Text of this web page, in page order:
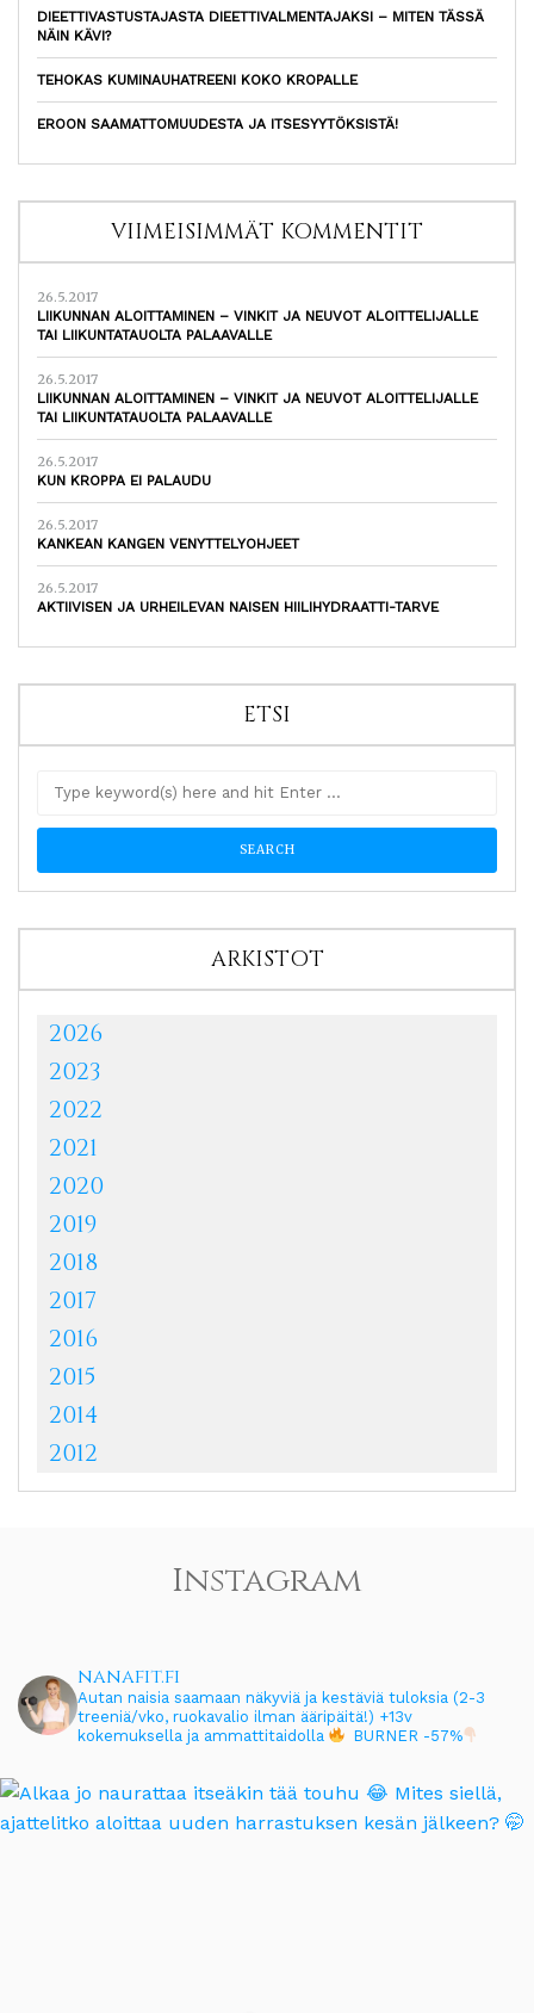
DIEETTIVASTUSTAJASTA DIEETTIVALMENTAJAKSI – MITEN TÄSSÄ
NÄIN KÄVI?
TEHOKAS KUMINAUHATREENI KOKO KROPALLE
EROON SAAMATTOMUUDESTA JA ITSESYYTÖKSISTÄ!
VIIMEISIMMÄT KOMMENTIT
26.5.2017
LIIKUNNAN ALOITTAMINEN – VINKIT JA NEUVOT ALOITTELIJALLE
TAI LIIKUNTATAUOLTA PALAAVALLE
26.5.2017
LIIKUNNAN ALOITTAMINEN – VINKIT JA NEUVOT ALOITTELIJALLE
TAI LIIKUNTATAUOLTA PALAAVALLE
26.5.2017
KUN KROPPA EI PALAUDU
26.5.2017
KANKEAN KANGEN VENYTTELYOHJEET
26.5.2017
AKTIIVISEN JA URHEILEVAN NAISEN HIILIHYDRAATTI-TARVE
ETSI
ARKISTOT
2026
2023
2022
2021
2020
2019
2018
2017
2016
2015
2014
2012
Instagram
nanafit.fi
Autan naisia saamaan näkyviä ja kestäviä tuloksia (2-3
treeniä/vko, ruokavalio ilman ääripäitä!) +13v
kokemuksella ja ammattitaidolla
BURNER -57%